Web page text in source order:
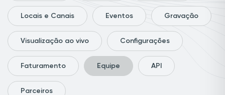
Locais e Canais Eventos Gravação
Visualização ao vivo Configurações
Faturamento Equipe API
Parceiros